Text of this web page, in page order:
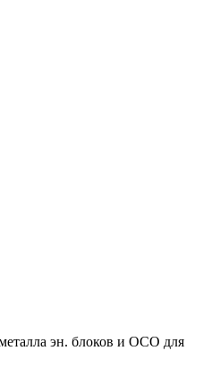
эн. блоков и ОСО для